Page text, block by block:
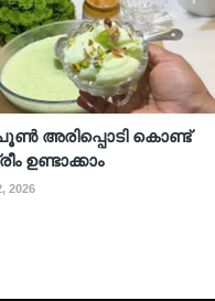
അരിപ്പൊടി കൊണ്ട്
ഉണ്ടാക്കാം
2026